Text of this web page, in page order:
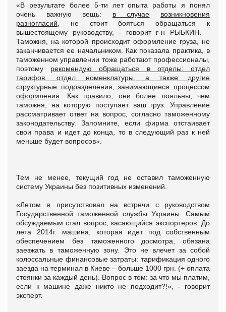
«В результате более 5-ти лет опыта работы я понял
очень важную вещь: в случае
возникновения
разногласий , не стоит бояться обращаться к
вышестоящему руководству, - говорит г-н РЫБКИН. –
Таможня, на которой происходит оформление груза, не
заканчивается ее начальником. Как показала практика, в
таможенном управлении тоже работают профессионалы,
поэтому рекомендую обращаться в отделы: отдел
тарифов, отдел номенклатуры, а также другие
структурные подразделения, занимающиеся процессом
оформления . Как правило, они более лояльны, чем
таможня, на которую поступает ваш груз. Управление
рассматривает ответ на вопрос, согласно таможенному
законодательству. Запомните, если фирма отстаивает
свои права и идет до конца, то в следующий раз к ней
меньше будет вопросов».
Тем не менее, текущий год не оставил таможенную
систему Украины без позитивных изменений.
«Летом я присутствовал на встречи с руководством
Государственной таможенной службы Украины. Самым
обсуждаемым стал вопрос, касающийся экспортеров. До
лета 2014г. машина, которая идет под собственным
обеспечением без таможенного досмотра, обязана
заезжать в таможенную зону. Это не влечет за собой
колоссальные финансовые затраты: тарификация одного
заезда на терминал в Киеве – больше 1000 грн. (+ оплата
стоянки за каждый день). Вопрос в том: за что мы платим,
если к машине даже никто не подходит?!», - говорит
эксперт.